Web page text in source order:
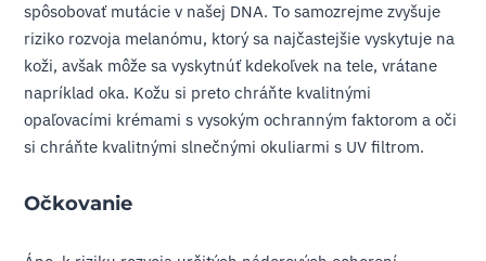
spôsobovať mutácie v našej DNA. To samozrejme zvyšuje
riziko rozvoja melanómu, ktorý sa najčastejšie vyskytuje na
koži, avšak môže sa vyskytnúť kdekoľvek na tele, vrátane
napríklad oka. Kožu si preto chráňte kvalitnými
opaľovacími krémami s vysokým ochranným faktorom a oči
si chráňte kvalitnými slnečnými okuliarmi s UV filtrom.
Očkovanie